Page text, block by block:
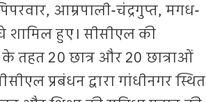
आम्रपाली-चंद्रगुप्त, मगध-
शामिल हुए। सीसीएल की
तहत 20 छात्र और 20 छात्राओं
प्रबंधन द्वारा गांधीनगर स्थित